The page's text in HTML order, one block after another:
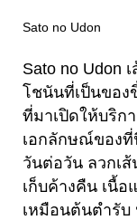
Sato no Udon
Sato no Udon
โชนันที่เป็นของ
ที่มาเปิดให้บริก
เอกลักษณ์ของ
วันต่อวัน ลวกเ
เก็บค้างคืน เนื้
เหมือนต้นตำรับ